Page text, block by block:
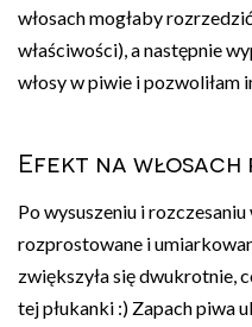
włosach mogłaby
właściwości), a następnie
włosy w piwie i pozwoliłam
Efekt na włosach
Po wysuszeniu i
rozprostowane i
zwiększyła się dwukrotnie,
tej płukanki :) Zapach piwa